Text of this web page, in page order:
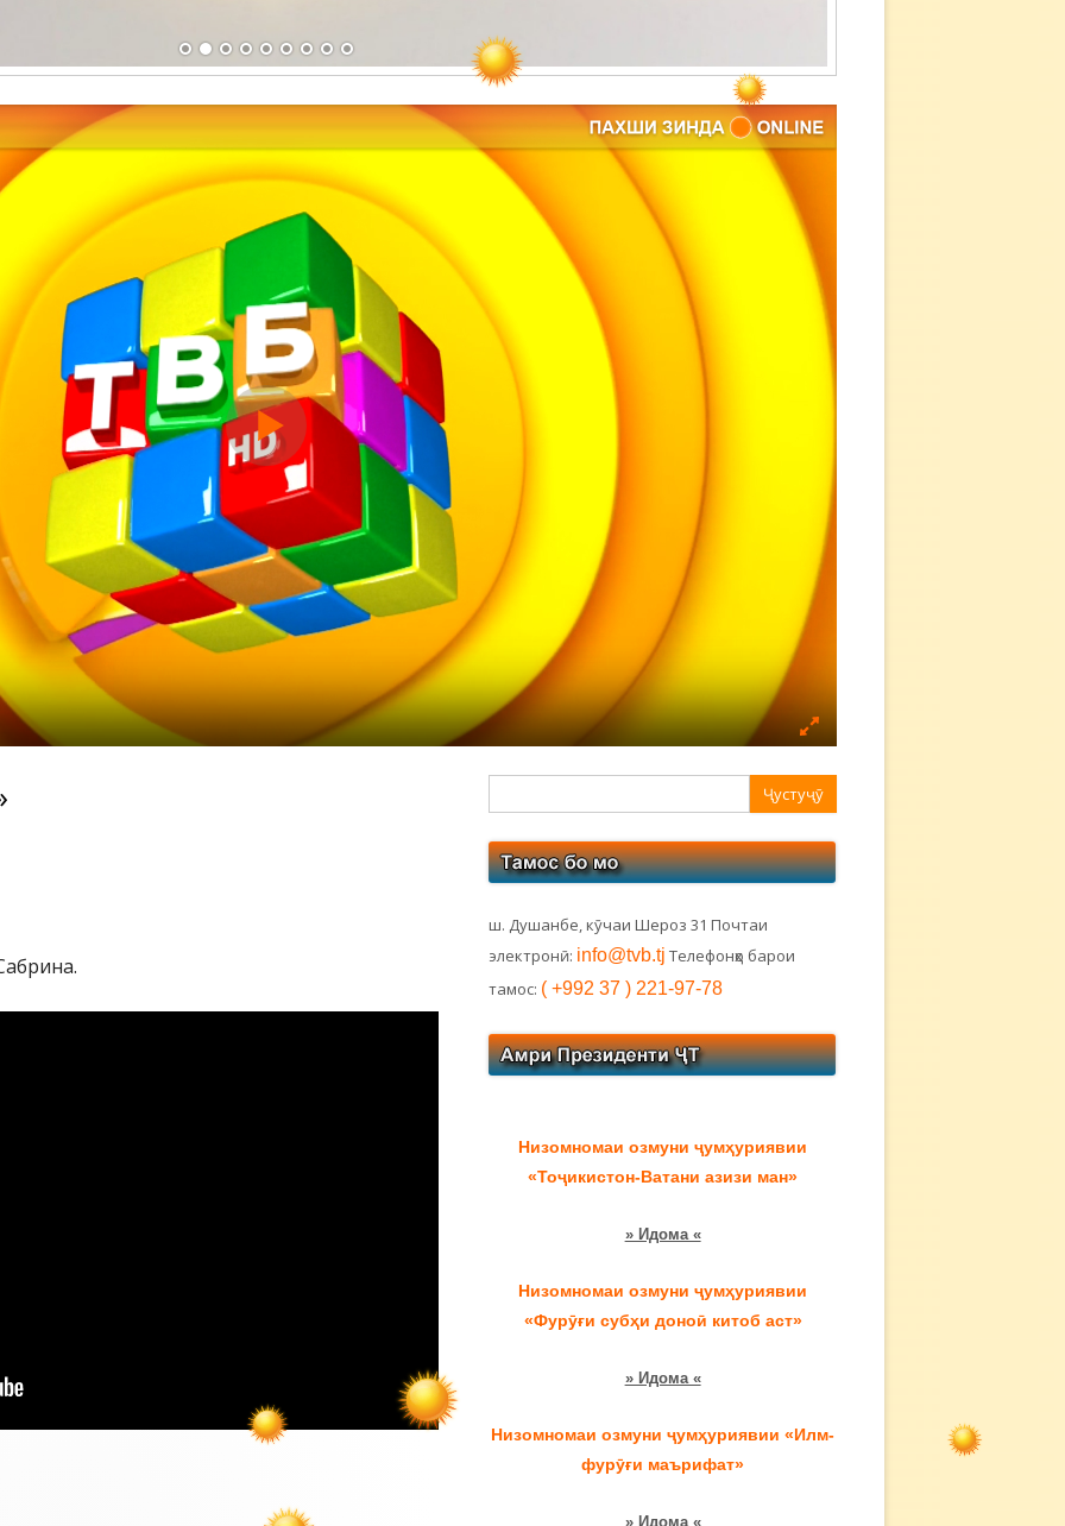
боковая
ш. Душанбе, кӯчаи Шероз 31 Почтаи
электронӣ: info@tvb.tj Телефонҳо барои
тамос: ( +992 37 ) 221-97-78
Низомномаи озмуни ҷумҳуриявии
«Тоҷикистон-Ватани азизи ман»
» Идома «
Низомномаи озмуни ҷумҳуриявии
«Фурӯғи субҳи доноӣ китоб аст»
» Идома «
Низомномаи озмуни ҷумҳуриявии «Илм-
фурӯғи маърифат»
» Идома «